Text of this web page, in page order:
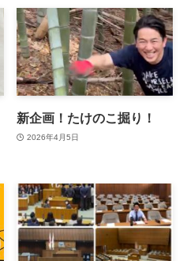
新企画！たけのこ掘り！
2026年4月5日